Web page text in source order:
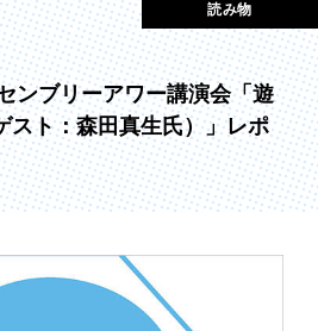
読み物
ンブリーアワー講演会「遊
スト：森田真生氏）」レポ